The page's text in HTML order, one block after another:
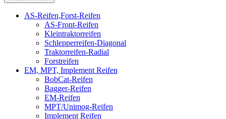
AS-Reifen,Forst-Reifen
AS-Front-Reifen
Kleintraktorreifen
Schlepperreifen-Diagonal
Traktorreifen-Radial
Forstreifen
EM, MPT, Implement Reifen
BobCat-Reifen
Bagger-Reifen
EM-Reifen
MPT/Unimog-Reifen
Implement Reifen